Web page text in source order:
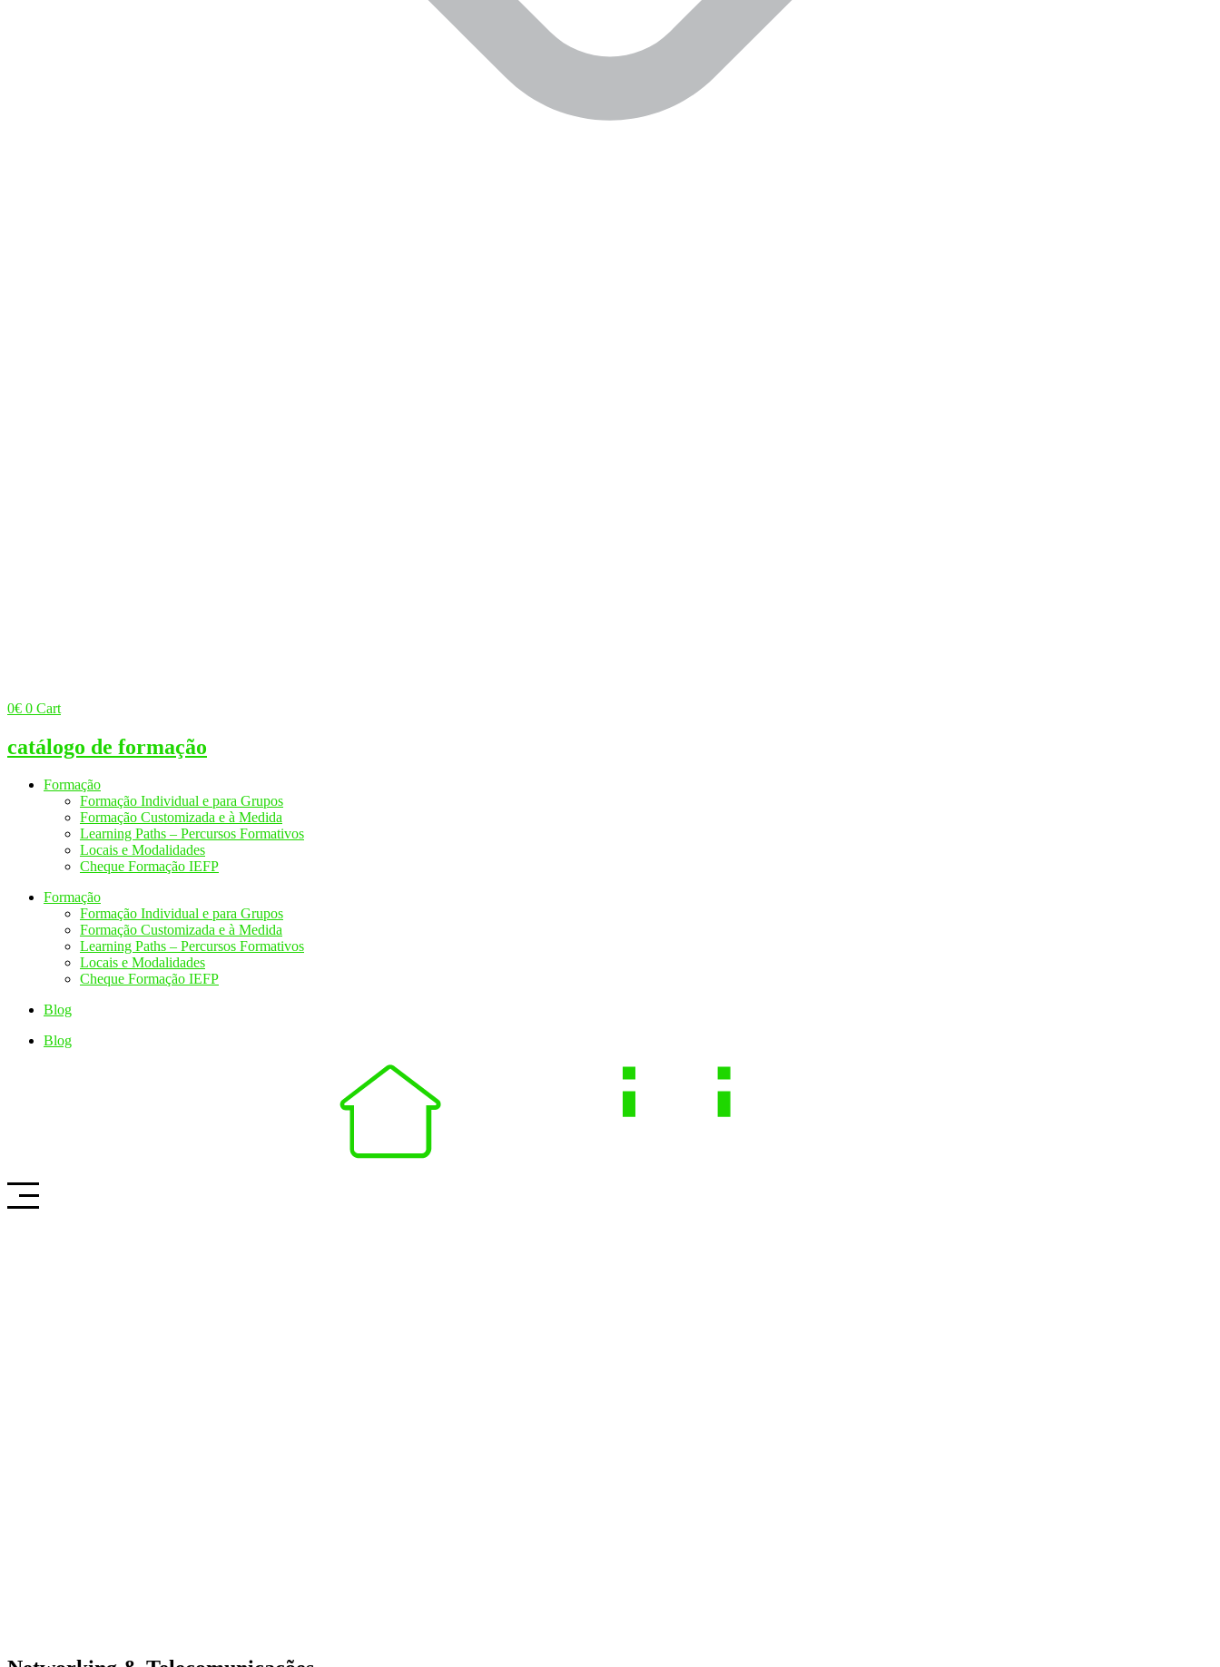
0€ 0 Cart
catálogo de formação
Formação
Formação Individual e para Grupos
Formação Customizada e à Medida
Learning Paths – Percursos Formativos
Locais e Modalidades
Cheque Formação IEFP
Formação
Formação Individual e para Grupos
Formação Customizada e à Medida
Learning Paths – Percursos Formativos
Locais e Modalidades
Cheque Formação IEFP
Blog
Blog